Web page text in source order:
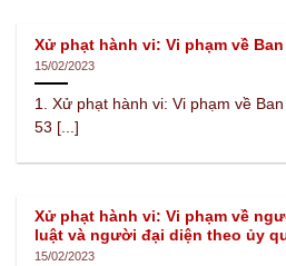
Xử phạt hành vi: Vi phạm về
15/02/2023
1. Xử phạt hành vi: Vi phạm về
53 [...]
Xử phạt hành vi: Vi phạm về
luật và người đại diện theo ủy
15/02/2023